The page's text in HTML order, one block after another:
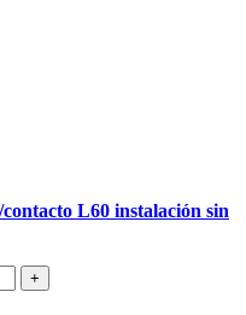
L60 instalación sin
+